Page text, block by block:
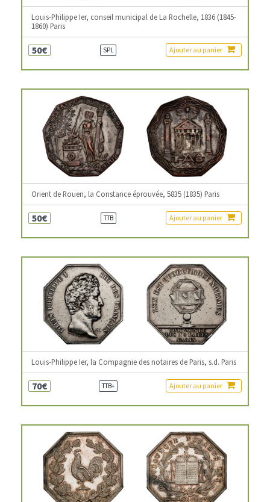
Louis-Philippe Ier, conseil municipal de La Rochelle, 1836 (1845-
1860) Paris
50€ SPL Ajouter au panier
Orient de Rouen, la Constance éprouvée, 5835 (1835) Paris
50€ TTB Ajouter au panier
Louis-Philippe Ier, la Compagnie des notaires de Paris, s.d. Paris
70€ TTB+ Ajouter au panier